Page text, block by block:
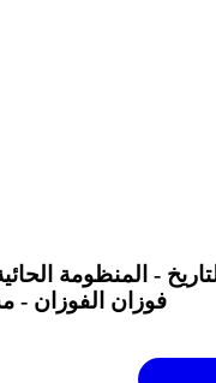
- المنظومة
فوزان الفوزان -